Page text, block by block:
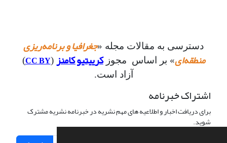
دسترسی به مقالات مجله «جغرافیا و برنامه‌ریزی
منطقه‌ای» بر اساس مجوزکرییتیو کامنز (
CC BY
)
آزاد است.
اشتراک خبرنامه
برای دریافت اخبار و اطلاعیه های مهم نشریه در خبرنامه نشریه مشترک
شوید.